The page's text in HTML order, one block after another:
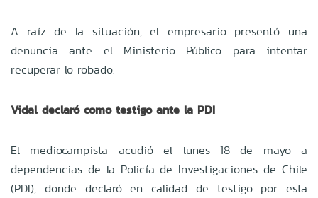
A raíz de la situación, el empresario presentó una
denuncia ante el Ministerio Público para intentar
recuperar lo robado.
Vidal declaró como testigo ante la PDI
El mediocampista acudió el lunes 18 de mayo a
dependencias de la Policía de Investigaciones de Chile
(PDI), donde declaró en calidad de testigo por esta